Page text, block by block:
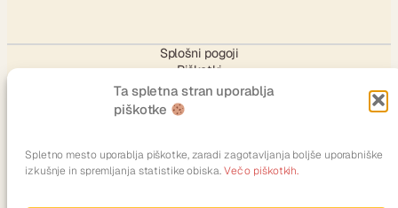
Ta spletna stran uporablja
piškotke
Spletno mesto uporablja piškotke, zaradi zagotavljanja boljše uporabniške
izkušnje in spremljanja statistike obiska.Več o piškotkih.
Splošni pogoji
Piškotki